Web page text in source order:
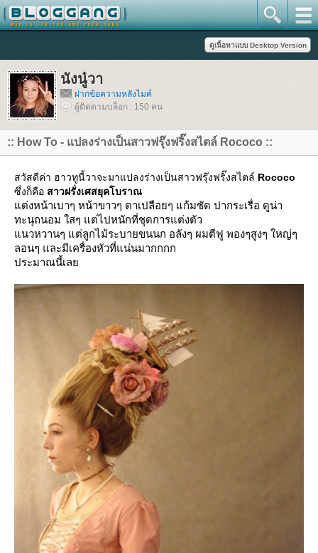
นังนู๋วา
ฝากข้อความหลังไมค์
ผู้ติดตามบล็อก : 150 คน
:: How To - แปลงร่างเป็นสาวฟรุ๊งฟริ๊งสไตล์ Rococo ::
สวัสดีค่า ฮาวทูนี้วาจะมาแปลงร่างเป็นสาวฟรุ๊งฟริ๊งสไตล์ Rococo
ซึ่งก็คือ สาวฝรั่งเศสยุคโบราณ
ต่งหน้าเบาๆ หน้าขาวๆ ตาเปลือยๆ แก้มชัด ปากระเรื่อ ดูน่า
ทะนุถนอม ใสๆ แต่ไปหนักที่ชุดการแต่งตัว
นวหวานๆ แต่ลูกไม้ระบายขนนก อลังๆ ผมตีฟู พองๆสูงๆ ใหญ่ๆ
ลอนๆ และมีเครื่องหัวที่แน่นมากกกก
ประมาณนี้เล